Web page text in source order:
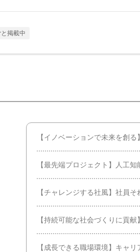
掲載中
【イノベーションで未来を創
【最先端プロジェクト】人工
【チャレンジする社風】社員
【持続可能な社会づくりに貢
【成長できる職場環境】キャ